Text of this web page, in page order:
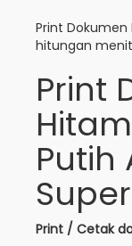
Print Dokumen
hitungan
Print
Hitam
Putih
Print / Cetak